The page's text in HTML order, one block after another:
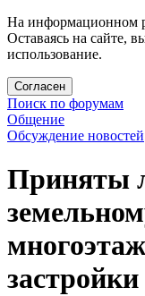
На информационном
Оставаясь на сайте,
использование.
Согласен
Поиск по форумам
Общение
Обсуждение новостей
Приняты